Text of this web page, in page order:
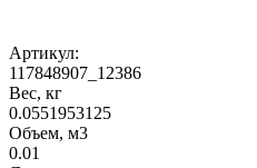
Артикул:
117848907_12386
Вес, кг
0.0551953125
Объем, м3
0.01